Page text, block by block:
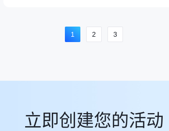
1 2 3
立即创建您的活动